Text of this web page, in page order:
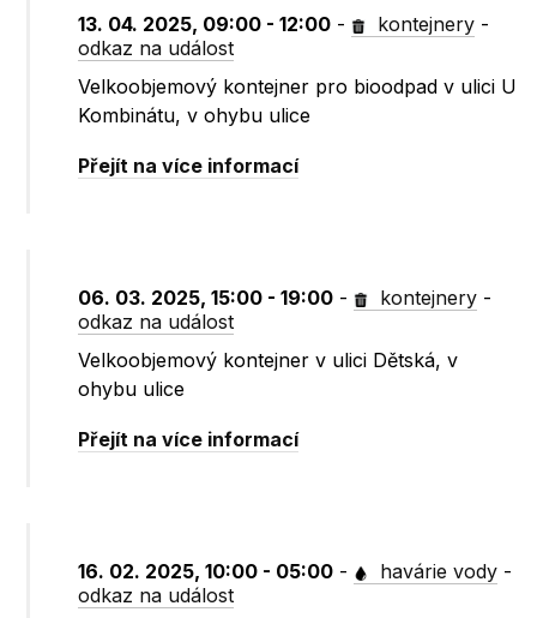
13. 04. 2025, 09:00 - 12:00 - kontejnery -
odkaz na událost
Velkoobjemový kontejner pro bioodpad v ulici U
Kombinátu, v ohybu ulice
Přejít na více informací
06. 03. 2025, 15:00 - 19:00 - kontejnery -
odkaz na událost
Velkoobjemový kontejner v ulici Dětská, v
ohybu ulice
Přejít na více informací
16. 02. 2025, 10:00 - 05:00 - havárie vody -
odkaz na událost